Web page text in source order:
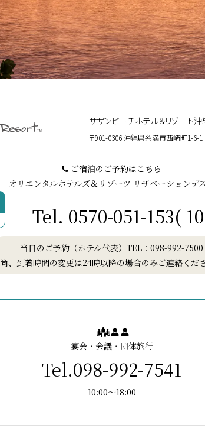
サザンビーチホテル＆リゾート沖
〒901-0306 沖縄県糸満市西崎町1-6-1
ご宿泊のご予約はこちら
オリエンタルホテルズ＆リゾーツ リザベーションデ
Tel. 0570-051-153(
当日のご予約（ホテル代表）TEL：098-992-7500
尚、到着時間の変更は24時以降の場合のみご連絡くださ
宴会・会議・団体旅行
Tel.098-992-7541
10:00～18:00